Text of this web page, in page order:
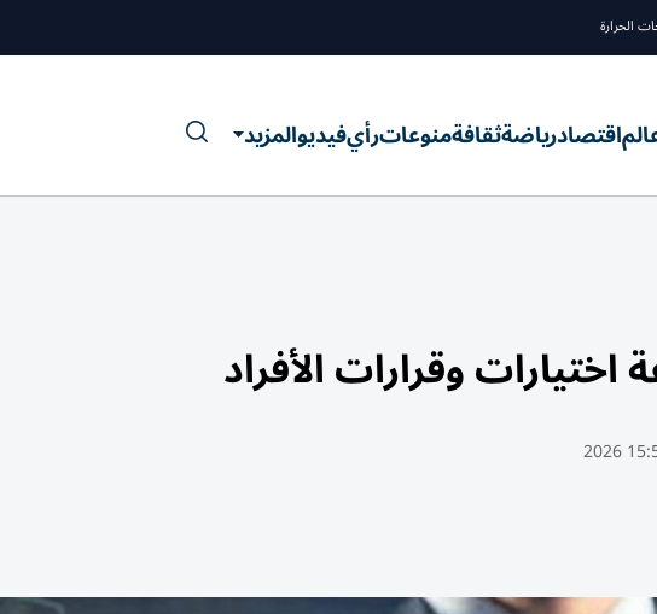
الحرارة
اقتصادرياضةثقافةمنوعاترأيفيديوالمزيد
وقرارات الأفراد